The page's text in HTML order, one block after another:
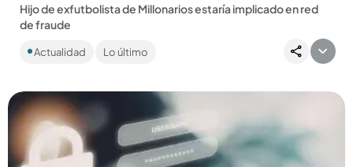
Hijo de exfutbolista de Millonarios estaría implicado en red
de fraude
El joven fue capturado junto a otras 15 personas que están
siendo acusadas de conformar un grupo delincuencial
Actualidad Lo último